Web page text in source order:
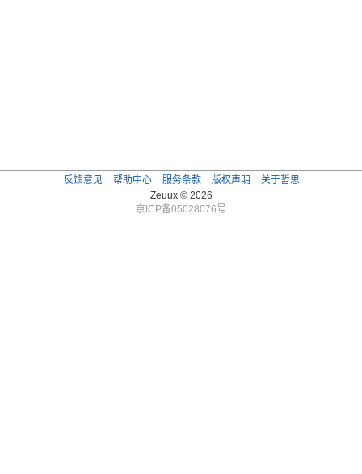
反馈意见 帮助中心 服务条款 版权声明
关于哲思
Zeuux © 2026
京ICP备05028076号